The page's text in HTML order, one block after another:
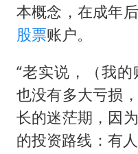
本概念，在成年
股票账户。
“老实说，（我
也没有多大亏损
长的迷茫期，因
的投资路线：有